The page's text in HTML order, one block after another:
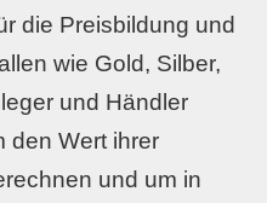
die Preisbildung und
wie Gold, Silber,
und Händler
den Wert ihrer
und um in